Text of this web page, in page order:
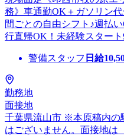
務》車通勤OK＋ガソリン
間ごとの自由シフト♪週払
行直帰OK！未経験スタート
警備スタッフ 日給
勤務地
面接地
千葉県流山市 ※本原稿内の
はございません。面接地は